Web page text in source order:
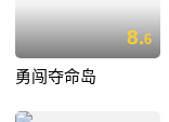
8.6
勇闯夺命岛